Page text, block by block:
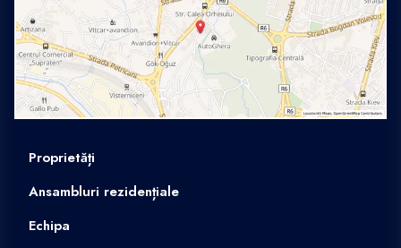
Proprietăți
Ansambluri rezidențiale
Echipa